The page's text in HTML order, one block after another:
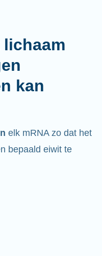
lichaam
kan
elk mRNA zo dat het
bepaald eiwit te